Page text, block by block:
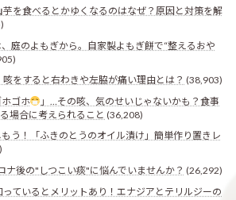
芋を食べるとかゆくなるのはなぜ？原因と対策を解
、庭のよもぎから。自家製よもぎ餅で“整えるおや
咳をすると右わきや左脇が痛い理由とは？ (38,903)
ゴホ
」…その咳、気のせいじゃないかも？食事
場合に考えられること (36,208)
う！「ふきのとうのオイル漬け」簡単作り置きレ
ナ後の"しつこい痰"に悩んでいませんか？ (26,292)
ているとメリットあり！エナジアとテリルジーの